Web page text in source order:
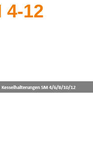
4-12